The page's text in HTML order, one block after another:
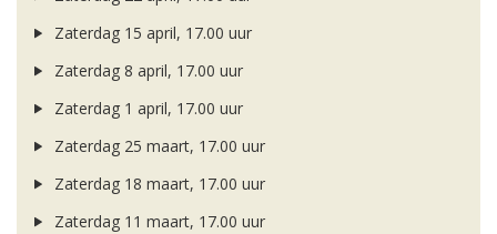
Zaterdag 15 april, 17.00 uur
Zaterdag 8 april, 17.00 uur
Zaterdag 1 april, 17.00 uur
Zaterdag 25 maart, 17.00 uur
Zaterdag 18 maart, 17.00 uur
Zaterdag 11 maart, 17.00 uur